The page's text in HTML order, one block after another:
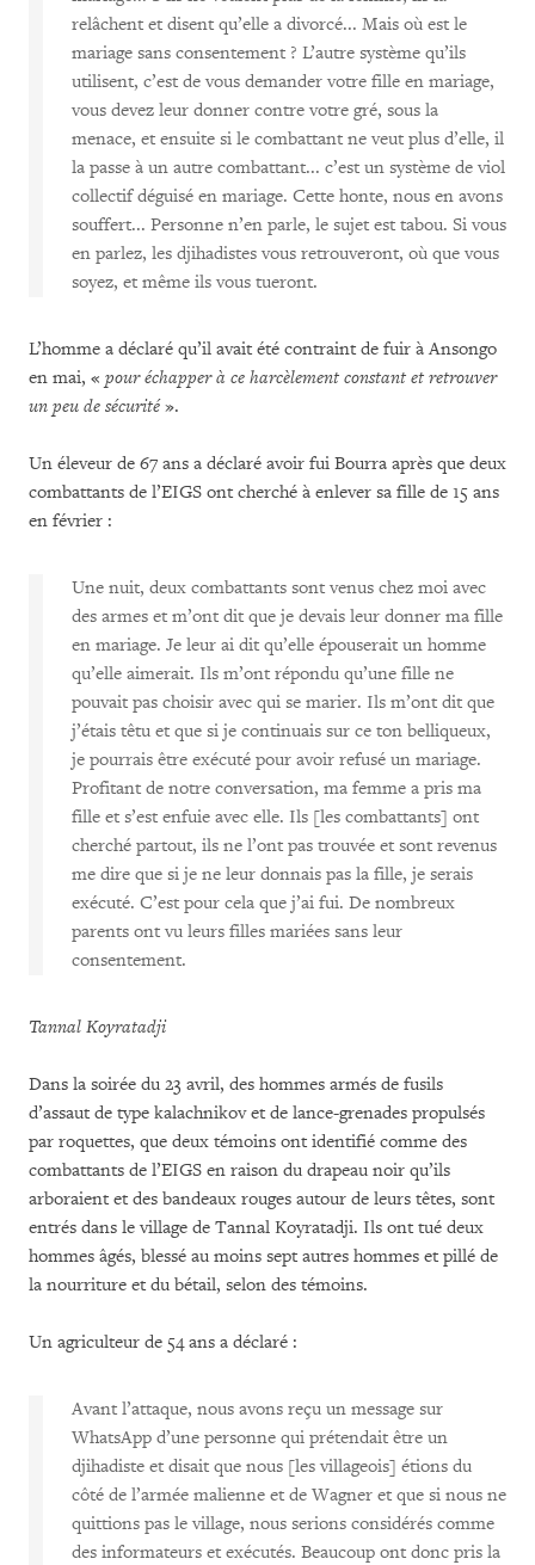
relâchent et disent qu’elle a divorcé... Mais où est le
mariage sans consentement ? L’autre système qu’ils
utilisent, c’est de vous demander votre fille en mariage,
vous devez leur donner contre votre gré, sous la
menace, et ensuite si le combattant ne veut plus d’elle, il
la passe à un autre combattant... c’est un système de viol
collectif déguisé en mariage. Cette honte, nous en avons
souffert... Personne n’en parle, le sujet est tabou. Si vous
en parlez, les djihadistes vous retrouveront, où que vous
soyez, et même ils vous tueront.
L’homme a déclaré qu’il avait été contraint de fuir à Ansongo
en mai, « pour échapper à ce harcèlement constant et retrouver
un peu de sécurité».
Un éleveur de 67 ans a déclaré avoir fui Bourra après que deux
combattants de l’EIGS ont cherché à enlever sa fille de 15 ans
en février :
Une nuit, deux combattants sont venus chez moi avec
des armes et m’ont dit que je devais leur donner ma fille
en mariage. Je leur ai dit qu’elle épouserait un homme
qu’elle aimerait. Ils m’ont répondu qu’une fille ne
pouvait pas choisir avec qui se marier. Ils m’ont dit que
j’étais têtu et que si je continuais sur ce ton belliqueux,
je pourrais être exécuté pour avoir refusé un mariage.
Profitant de notre conversation, ma femme a pris ma
fille et s’est enfuie avec elle. Ils [les combattants] ont
cherché partout, ils ne l’ont pas trouvée et sont revenus
me dire que si je ne leur donnais pas la fille, je serais
exécuté. C’est pour cela que j’ai fui. De nombreux
parents ont vu leurs filles mariées sans leur
consentement.
Tannal Koyratadji
Dans la soirée du 23 avril, des hommes armés de fusils
d’assaut de type kalachnikov et de lance-grenades propulsés
par roquettes, que deux témoins ont identifié comme des
combattants de l’EIGS en raison du drapeau noir qu’ils
arboraient et des bandeaux rouges autour de leurs têtes, sont
entrés dans le village de Tannal Koyratadji. Ils ont tué deux
hommes âgés, blessé au moins sept autres hommes et pillé de
la nourriture et du bétail, selon des témoins.
Un agriculteur de 54 ans a déclaré :
Avant l’attaque, nous avons reçu un message sur
WhatsApp d’une personne qui prétendait être un
djihadiste et disait que nous [les villageois] étions du
côté de l’armée malienne et de Wagner et que si nous ne
quittions pas le village, nous serions considérés comme
des informateurs et exécutés. Beaucoup ont donc pris la